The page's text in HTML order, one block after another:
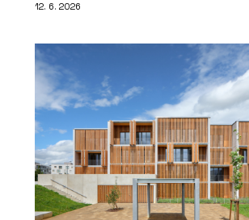
12. 6. 2026